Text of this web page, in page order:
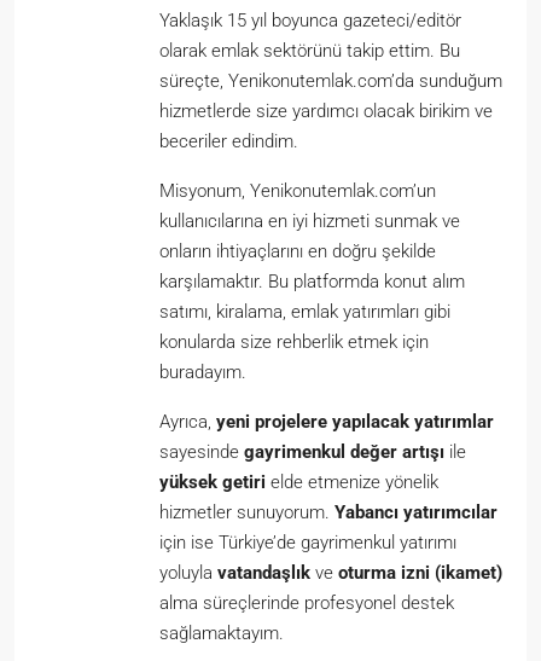
Yaklaşık 15 yıl boyunca gazeteci/editör
olarak emlak sektörünü takip ettim. Bu
süreçte, Yenikonutemlak.com’da sunduğum
hizmetlerde size yardımcı olacak birikim ve
beceriler edindim.
Misyonum, Yenikonutemlak.com’un
kullanıcılarına en iyi hizmeti sunmak ve
onların ihtiyaçlarını en doğru şekilde
karşılamaktır. Bu platformda konut alım
satımı, kiralama, emlak yatırımları gibi
konularda size rehberlik etmek için
buradayım.
Ayrıca, yeni projelere yapılacak yatırımlar
sayesinde gayrimenkul değer artışı ile
yüksek getiri elde etmenize yönelik
hizmetler sunuyorum. Yabancı yatırımcılar
için ise Türkiye’de gayrimenkul yatırımı
yoluyla vatandaşlık ve oturma izni (ikamet)
alma süreçlerinde profesyonel destek
sağlamaktayım.